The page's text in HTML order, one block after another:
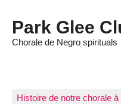
Park Glee
Chorale de Negro spirituals
Histoire de notre chorale